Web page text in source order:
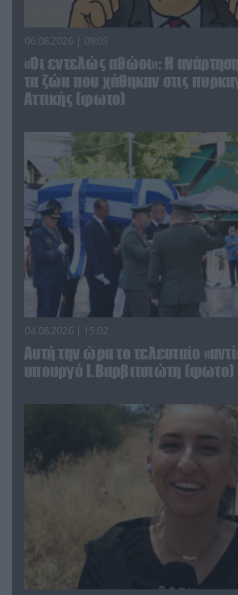
06.08.2026 | 09:03
«Οι εντελώς αθώοι»: Η
τα ζώα που χάθηκαν στις
Αττικής (φωτο)
04.08.2026 | 15:02
Αυτή την ώρα το τελευταίο
υπουργό Ι.Βαρβιτσιώτη (φωτο)